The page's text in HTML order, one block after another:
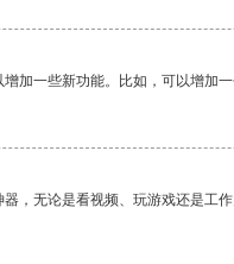
加一些新功能。比如，可以增加
，无论是看视频、玩游戏还是工